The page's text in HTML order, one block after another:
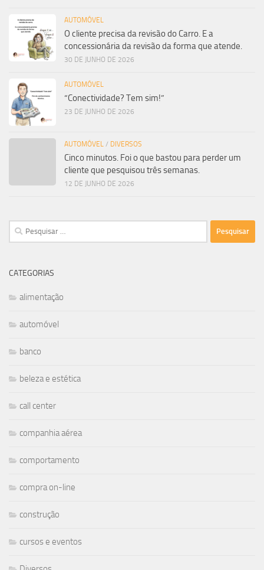
AUTOMÓVEL
O cliente precisa da revisão do Carro. E a
concessionária da revisão da forma que atende.
30 DE JUNHO DE 2026
AUTOMÓVEL
“Conectividade? Tem sim!”
23 DE JUNHO DE 2026
AUTOMÓVEL / DIVERSOS
Cinco minutos. Foi o que bastou para perder um
cliente que pesquisou três semanas.
12 DE JUNHO DE 2026
Pesquisar
por:
CATEGORIAS
alimentação
automóvel
banco
beleza e estética
call center
companhia aérea
comportamento
compra on-line
construção
cursos e eventos